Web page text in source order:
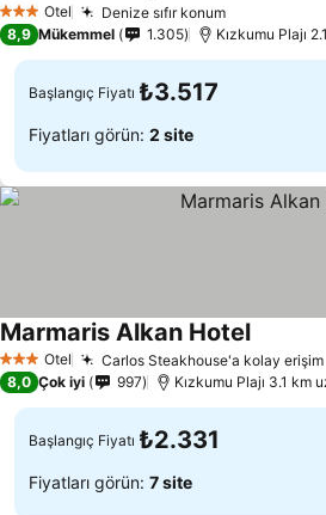
3 YıldızOtel Denize sıfır konum
8,9 Mükemmel 1.305 Kızkumu Plajı
Başlangıç Fiyatı ₺3.517
Fiyatları görün: 2 site
3 YıldızOtel Carlos Steakhouse'a kolay erişim
Marmaris Alkan Hotel
8,0 Çok iyi 997 Kızkumu Plajı 3.1 km
Başlangıç Fiyatı ₺2.331
Fiyatları görün: 7 site